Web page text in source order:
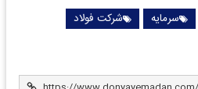
سرمایه
شرکت فولاد